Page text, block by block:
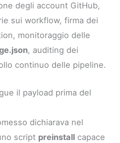
degli account GitHub,
sui workflow, firma dei
monitoraggio delle
, auditing dei
continuo delle pipeline.
il payload prima del
dichiarava nel
script preinstall capace